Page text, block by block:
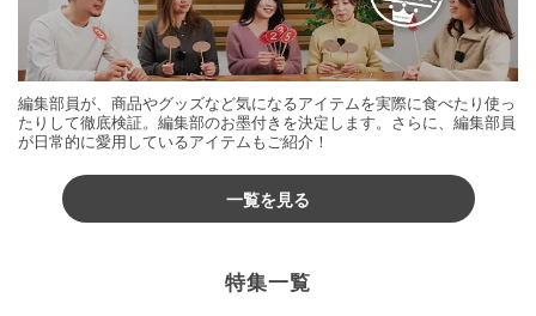
編集部員が、商品やグッズなど気になるアイテムを実際に食べたり使っ
たりして徹底検証。編集部のお墨付きを決定します。さらに、編集部員
が日常的に愛用しているアイテムもご紹介！
一覧を見る
特集一覧